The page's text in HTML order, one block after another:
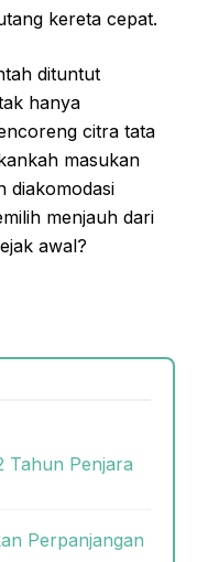
kereta cepat.
dituntut
hanya
citra tata
masukan
diakomodasi
menjauh dari
awal?
Tahun Penjara
Perpanjangan